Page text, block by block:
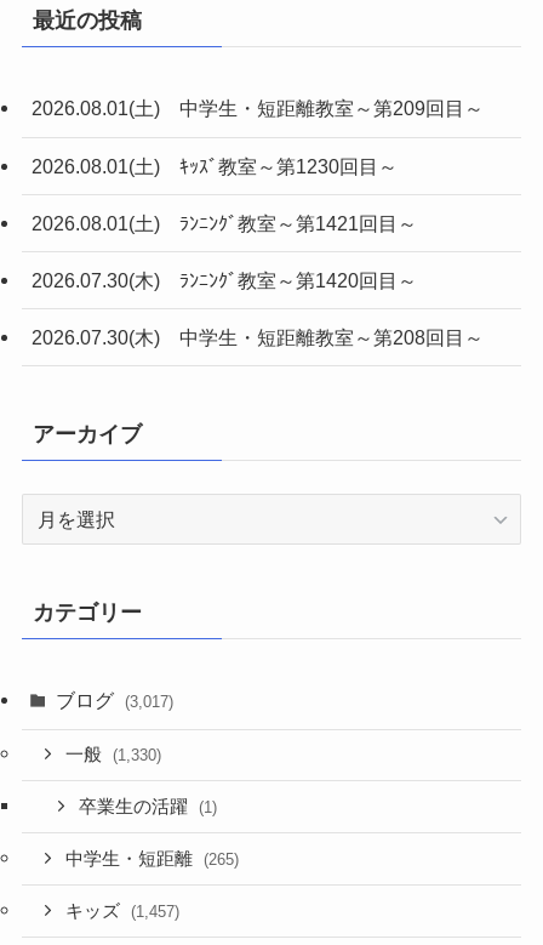
最近の投稿
2026.08.01(土) 中学生・短距離教室～第209回目～
2026.08.01(土) ｷｯｽﾞ教室～第1230回目～
2026.08.01(土) ﾗﾝﾆﾝｸﾞ教室～第1421回目～
2026.07.30(木) ﾗﾝﾆﾝｸﾞ教室～第1420回目～
2026.07.30(木) 中学生・短距離教室～第208回目～
アーカイブ
ブ
カテゴリー
ブログ (3,017)
一般 (1,330)
卒業生の活躍 (1)
中学生・短距離 (265)
キッズ (1,457)